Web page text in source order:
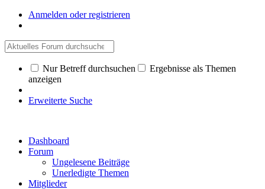
Anmelden oder registrieren
Nur Betreff durchsuchen
Ergebnisse als Themen
anzeigen
Erweiterte Suche
Dashboard
Forum
Ungelesene Beiträge
Unerledigte Themen
Mitglieder